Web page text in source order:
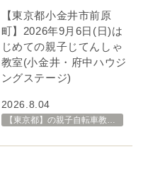
【東京都小金井市前原
町】2026年9月6日(日)は
じめての親子じてんしゃ
教室(小金井・府中ハウジ
ングステージ)
2026.8.04
【東京都】の親子自転車教室・イベント 開催スケジュール一覧